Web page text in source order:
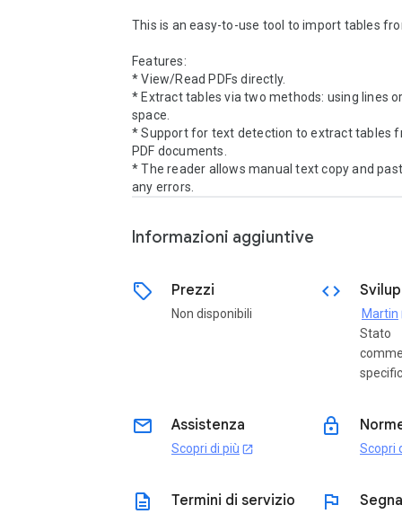
This is an easy-to-use tool to import tables
Features:
* View/Read PDFs directly.
* Extract tables via two methods: using lines
space.
* Support for text detection to extract tables
PDF documents.
* The reader allows manual text copy and
any errors.
Informazioni aggiuntive
sell Prezzi
Non disponibili
code
Martin
Stato
email Assistenza
Scopri di più open_in_new
lock
Scopri
description Termini di servizio flag